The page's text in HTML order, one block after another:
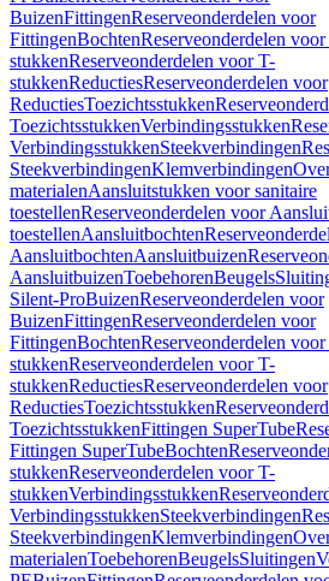
BuizenFittingenReserveonderdelen voor
FittingenBochtenReserveonderdelen
stukkenReserveonderdelen voor T-
stukkenReductiesReserveonderdelen voor
ReductiesToezichtsstukken
ToezichtsstukkenVerbindingsstukken
VerbindingsstukkenSteekverbindingen
SteekverbindingenKlemverbindingen
materialenAansluitstukken voor sanitaire
toestellenReserveonderdelen voor
toestellenAansluitbochten
AansluitbochtenAansluitbuizen
AansluitbuizenToebehorenBeugels
Silent-ProBuizenReserveonderdelen voor
BuizenFittingenReserveonderdelen voor
FittingenBochtenReserveonderdelen
stukkenReserveonderdelen voor T-
stukkenReductiesReserveonderdelen voor
ReductiesToezichtsstukken
ToezichtsstukkenFittingen SuperTube
Fittingen SuperTubeBochten
stukkenReserveonderdelen voor T-
stukkenVerbindingsstukken
VerbindingsstukkenSteekverbindingen
SteekverbindingenKlemverbindingen
materialenToebehorenBeugelsSluitingen